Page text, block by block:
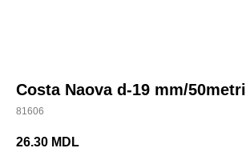
Costa Naova d-19 mm/50metri
81606
26.30 MDL